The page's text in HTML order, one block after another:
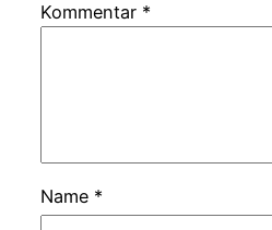
Kommentar *
Name *